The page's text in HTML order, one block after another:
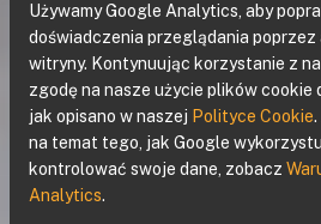
Używamy Google Analytics, aby
doświadczenia przeglądania
witryny. Kontynuując korzystanie z
zgodę na nasze użycie plików cookie
jak opisano w naszej Polityce Cookie.
na temat tego, jak Google
kontrolować swoje dane, zobacz
Analytics.